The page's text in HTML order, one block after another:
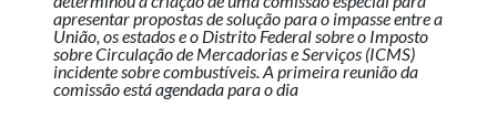
apresentar propostas de solução para o impasse entre a
União, os estados e o Distrito Federal sobre o Imposto
sobre Circulação de Mercadorias e Serviços (ICMS)
incidente sobre combustíveis. A primeira reunião da
comissão está agendada para o dia